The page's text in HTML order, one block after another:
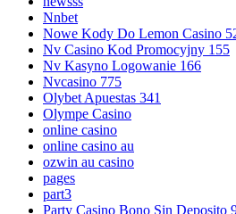
Nnbet
Nowe Kody Do Lemon Casino
Nv Casino Kod Promocyjny 155
Nv Kasyno Logowanie 166
Nvcasino 775
Olybet Apuestas 341
Olympe Casino
online casino
online casino au
ozwin au casino
pages
part3
Party Casino Bono Sin Deposito